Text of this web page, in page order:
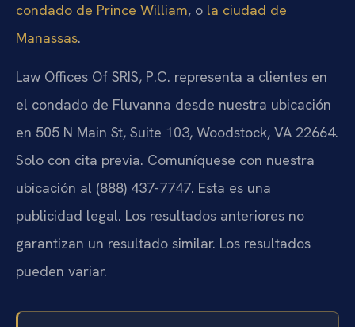
condado de Prince William, o la ciudad de
Manassas.
Law Offices Of SRIS, P.C. representa a clientes en
el condado de Fluvanna desde nuestra ubicación
en 505 N Main St, Suite 103, Woodstock, VA 22664.
Solo con cita previa. Comuníquese con nuestra
ubicación al (888) 437-7747. Esta es una
publicidad legal. Los resultados anteriores no
garantizan un resultado similar. Los resultados
pueden variar.